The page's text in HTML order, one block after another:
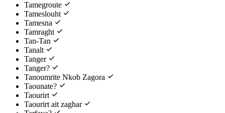
Tamegroute
Tameslouht
Tamesna
Tamraght
Tan-Tan
Tanalt
Tanger
Tanger?
Tanoumrite Nkob Zagora
Taounate?
Taourirt
Taourirt ait zaghar